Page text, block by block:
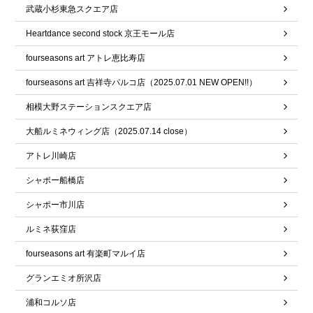
武蔵小杉東急スクエア店
Heartdance second stock 京王モール店
fourseasons art アトレ恵比寿店
fourseasons art 吉祥寺パルコ店（2025.07.01 NEW OPEN!!）
相模大野ステーションスクエア店
大船ルミネウィング店（2025.07.14 close）
アトレ川崎店
シャポー船橋店
シャポー市川店
ルミネ荻窪店
fourseasons art 有楽町マルイ店
グランエミオ所沢店
浦和コルソ店